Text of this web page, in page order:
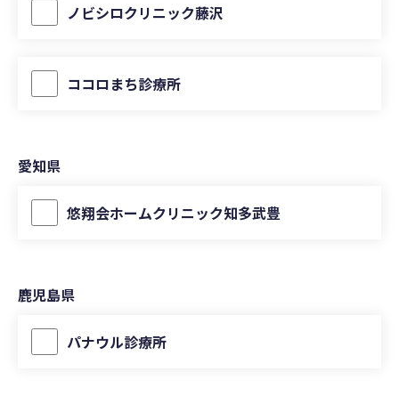
ノビシロクリニック藤沢
ココロまち診療所
愛知県
悠翔会ホームクリニック知多武豊
鹿児島県
パナウル診療所